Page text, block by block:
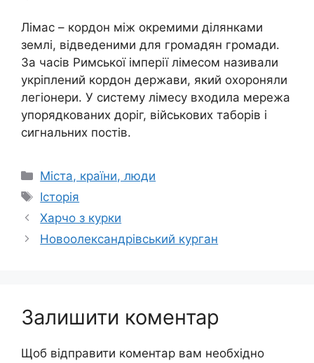
Лімас – кордон між окремими ділянками
землі, відведеними для громадян громади.
За часів Римської імперії лімесом називали
укріплений кордон держави, який охороняли
легіонери. У систему лімесу входила мережа
упорядкованих доріг, військових таборів і
сигнальних постів.
Категорії
Міста, країни, люди
Позначки
Історія
Харчо з курки
Новоолександрівський курган
Залишити коментар
Щоб відправити коментар вам необхідно